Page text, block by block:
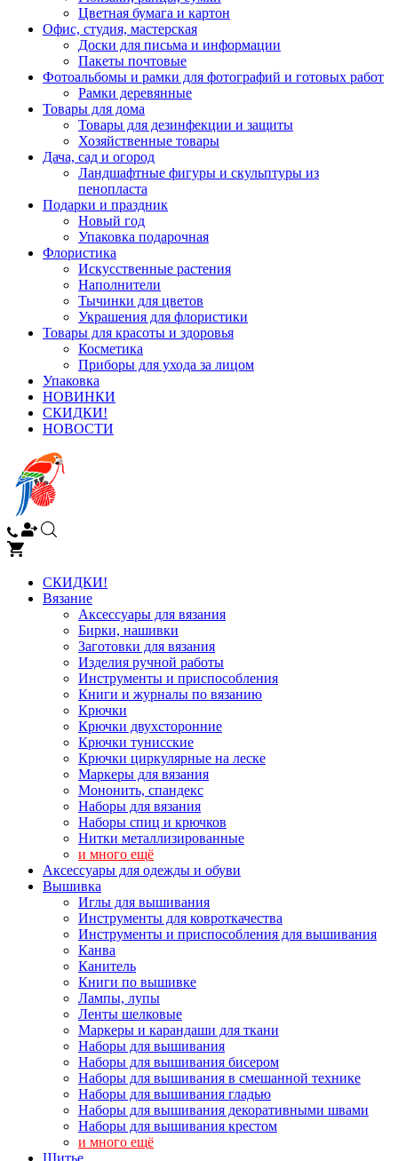
Цветная бумага и картон
Офис, студия, мастерская
Доски для письма и информации
Пакеты почтовые
Фотоальбомы и рамки для фотографий и готовых работ
Рамки деревянные
Товары для дома
Товары для дезинфекции и защиты
Хозяйственные товары
Дача, сад и огород
Ландшафтные фигуры и скульптуры из
пенопласта
Подарки и праздник
Новый год
Упаковка подарочная
Флористика
Искусственные растения
Наполнители
Тычинки для цветов
Украшения для флористики
Товары для красоты и здоровья
Косметика
Приборы для ухода за лицом
Упаковка
НОВИНКИ
СКИДКИ!
НОВОСТИ
СКИДКИ!
Вязание
Аксессуары для вязания
Бирки, нашивки
Заготовки для вязания
Изделия ручной работы
Инструменты и приспособления
Книги и журналы по вязанию
Крючки
Крючки двухсторонние
Крючки тунисские
Крючки циркулярные на леске
Маркеры для вязания
Мононить, спандекс
Наборы для вязания
Наборы спиц и крючков
Нитки металлизированные
и много ещё
Аксессуары для одежды и обуви
Вышивка
Иглы для вышивания
Инструменты для ковроткачества
Инструменты и приспособления для вышивания
Канва
Канитель
Книги по вышивке
Лампы, лупы
Ленты шелковые
Маркеры и карандаши для ткани
Наборы для вышивания
Наборы для вышивания бисером
Наборы для вышивания в смешанной технике
Наборы для вышивания гладью
Наборы для вышивания декоративными швами
Наборы для вышивания крестом
и много ещё
Шитье